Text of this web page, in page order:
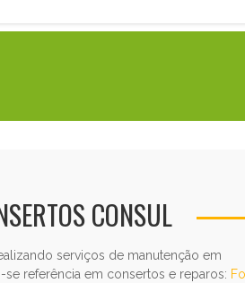
CONSUL
serviços de manutenção em
referência em consertos e reparos: